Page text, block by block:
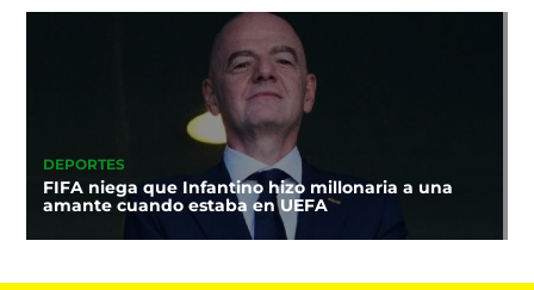
DEPORTES
FIFA niega que Infantino hizo millonaria a una
amante cuando estaba en UEFA